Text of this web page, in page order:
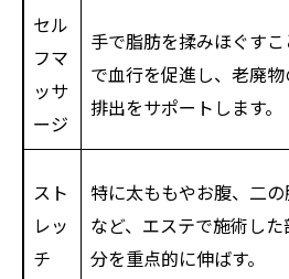
セル
フマ
ッサ
ージ
手で脂肪を揉みほぐすこ
で血行を促進し、老廃物
排出をサポートします。
スト
レッ
チ
特に太ももやお腹、二
など、エステで施術した
分を重点的に伸ばす。